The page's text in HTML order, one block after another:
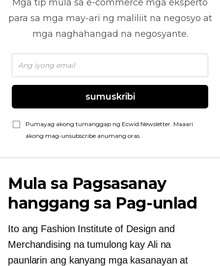
Mga tip mula sa e-commerce mga eksperto
para sa mga may-ari ng maliliit na negosyo at
mga naghahangad na negosyante.
sumuskribi
Pumayag akong tumanggap ng Ecwid Newsletter. Maaari
akong mag-unsubscribe anumang oras.
Mula sa Pagsasanay
hanggang sa Pag-unlad
Ito ang Fashion Institute of Design and
Merchandising na tumulong kay Ali na
paunlarin ang kanyang mga kasanayan at